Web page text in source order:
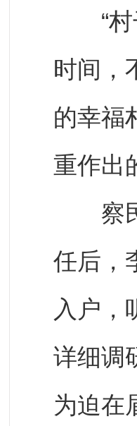
“村
时间，
的幸福
重作出
察民
任后，
入户，
详细调
为迫在